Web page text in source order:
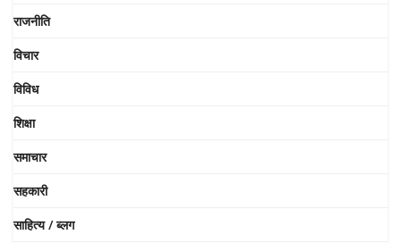
राजनीति
विचार
विविध
शिक्षा
समाचार
सहकारी
साहित्य / ब्लग